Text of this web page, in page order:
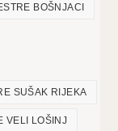
BOŠNJACI
SUŠAK RIJEKA
VELI LOŠINJ